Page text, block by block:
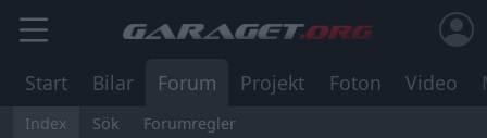
Start Bilar Forum Projekt Foton Video
Index Sök Forumregler